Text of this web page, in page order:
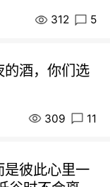
312 5
的酒，你们选
309 11
是彼此心里一